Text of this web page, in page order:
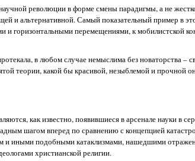
революции в форме смены парадигмы, а не
и альтернативной. Самый показательный пример в
и горизонтальными перемещениями, к мобилистской
в любом случае немыслима без новаторства –
теории, какой бы красивой, незыблемой и прочной
как известно, появившиеся в арсенале науки в
шагом вперед по сравнению с концепцией
и иными подобными катаклизмами, нашедшими
христианской религии.